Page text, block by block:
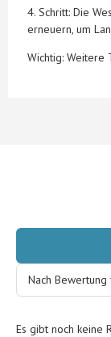
4. Schritt: Die
erneuern, um
Wichtig: Weitere
Nach
Es gibt noch keine